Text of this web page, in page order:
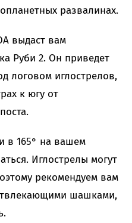
развалинах.
выдаст вам
Руби 2. Он приведет
логовом иглострелов,
к югу от
в 165° на вашем
Иглострелы могут
рекомендуем вам
шашками,